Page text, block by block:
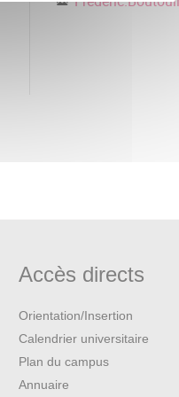
Accès directs
Orientation/Insertion
Calendrier universitaire
Plan du campus
Annuaire